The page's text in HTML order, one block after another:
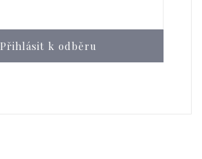
Přihlásit k odběru